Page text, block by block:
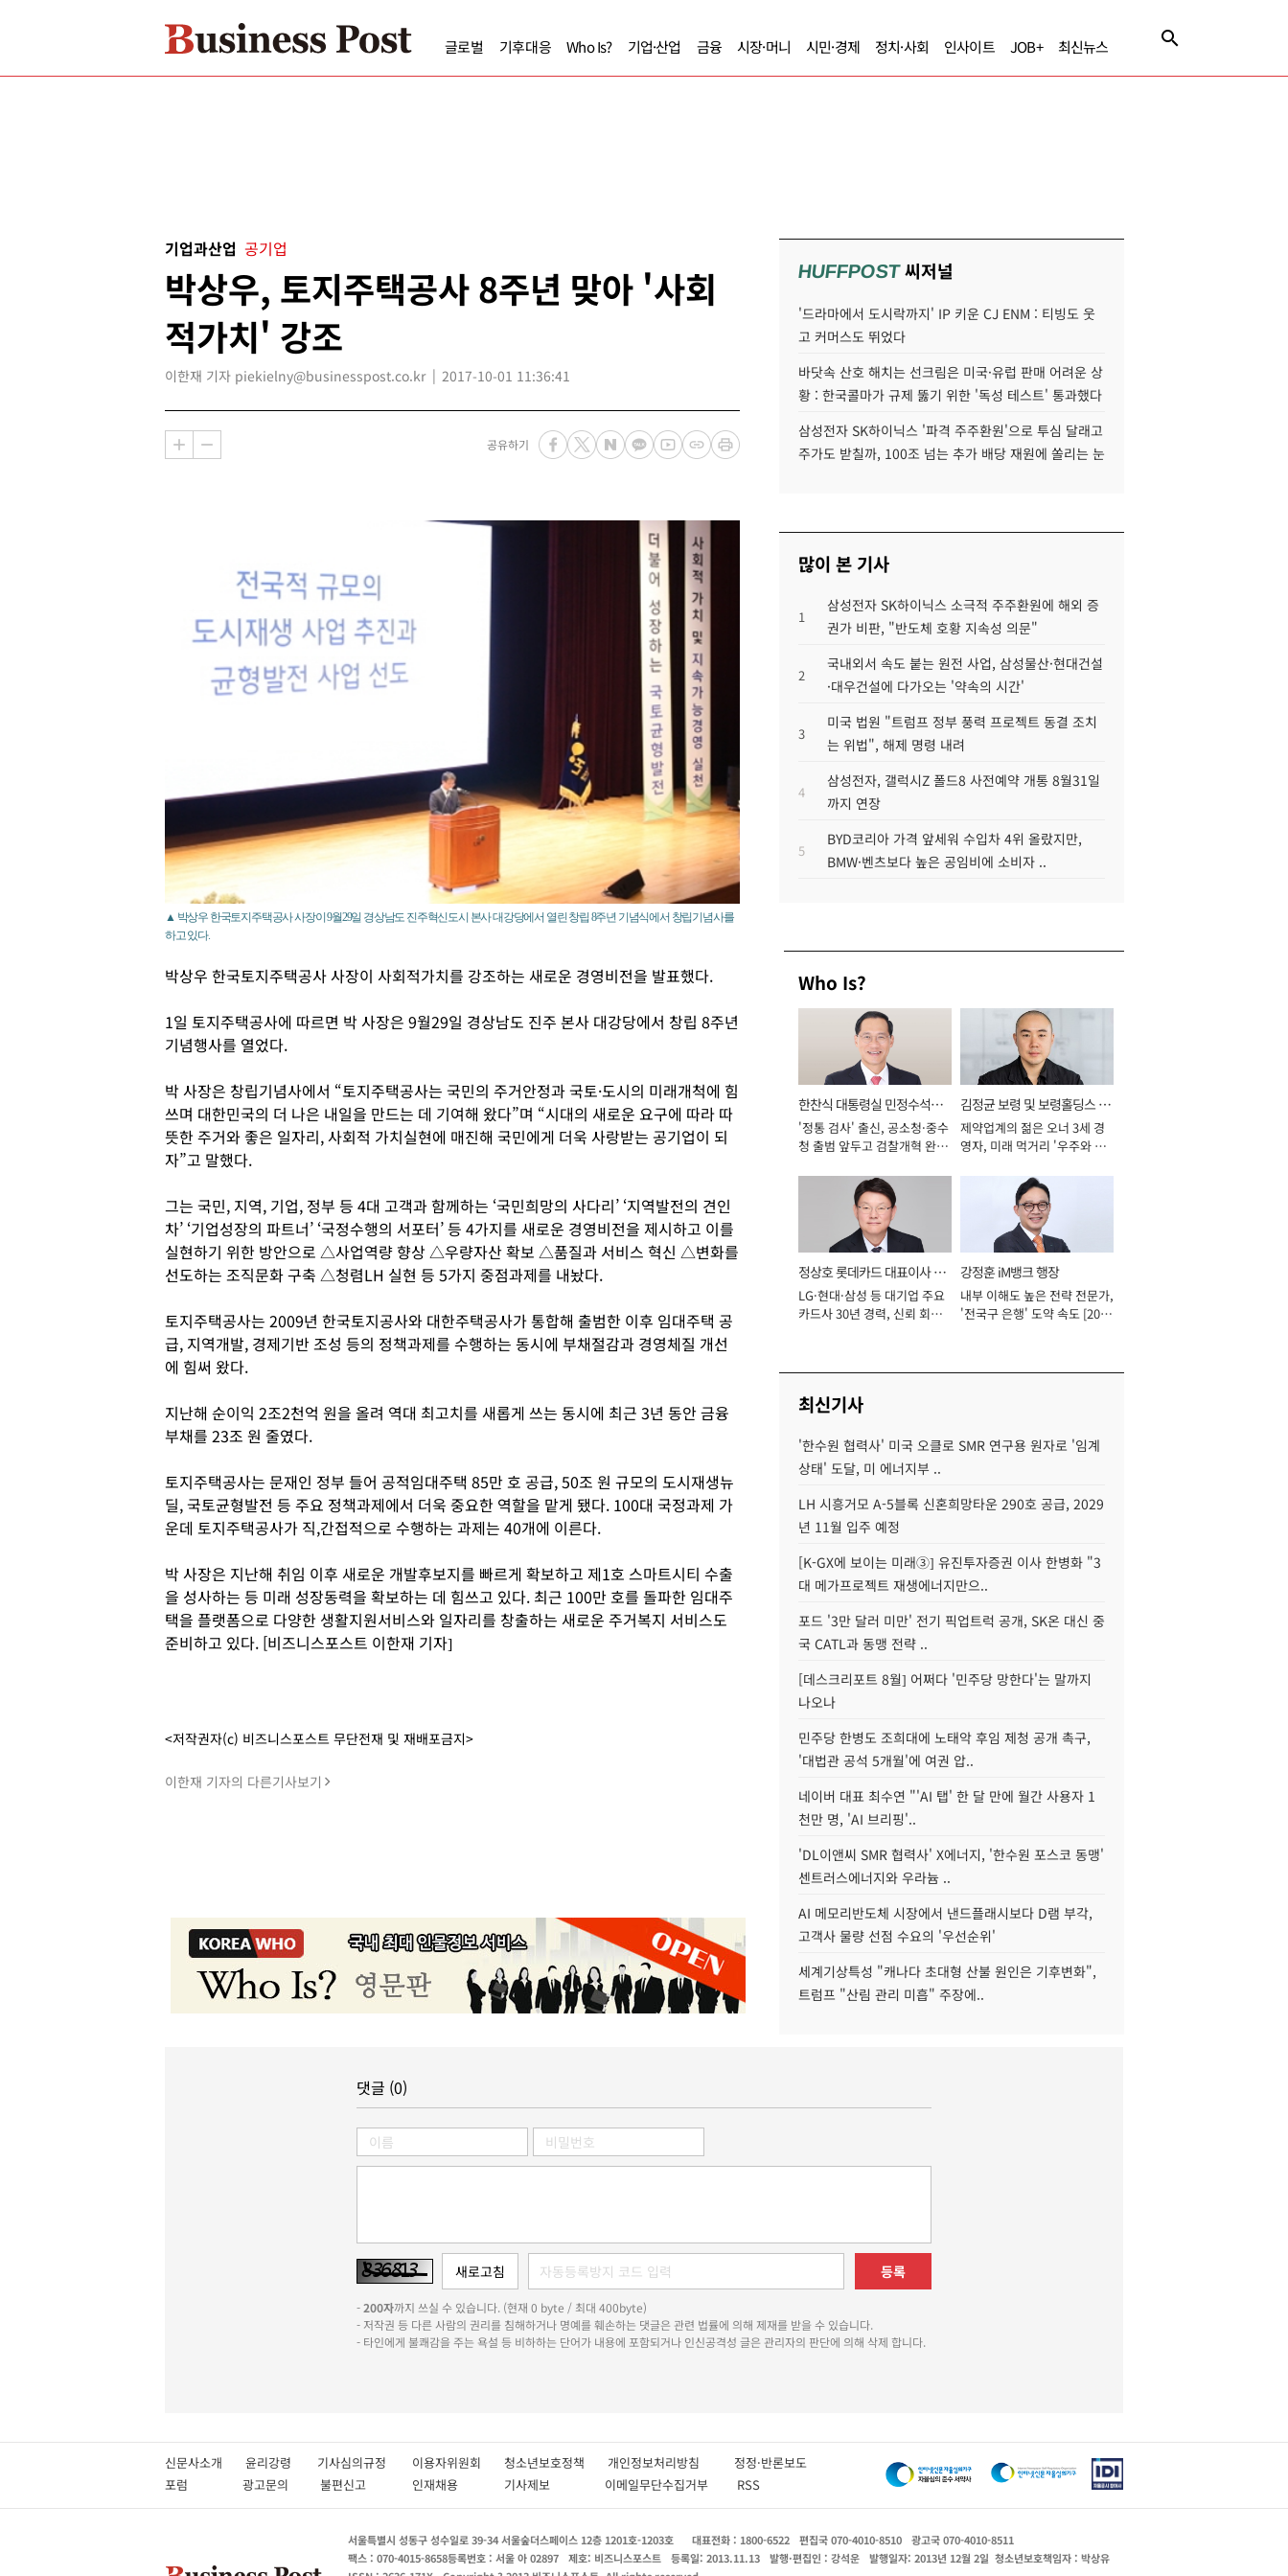
글로벌 기후대응 Who Is? 기업·산업 금융 시장·머니 시민·경제 정치·사회 인사이트 JOB+ 최신뉴스
기업과산업 공기업
박상우, 토지주택공사 8주년 맞아 '사회
적가치' 강조
이한재 기자 piekielny@businesspost.co.kr 2017-10-01 11:36:41
공유하기
▲ 박상우 한국토지주택공사 사장이 9월29일 경상남도 진주혁신도시 본사 대강당에서 열린 창립 8주년 기념식에서 창립기념사를
하고 있다.
박상우 한국토지주택공사 사장이 사회적가치를 강조하는 새로운 경영비전을 발표했다.
1일 토지주택공사에 따르면 박 사장은 9월29일 경상남도 진주 본사 대강당에서 창립 8주년
기념행사를 열었다.
박 사장은 창립기념사에서 “토지주택공사는 국민의 주거안정과 국토·도시의 미래개척에 힘
쓰며 대한민국의 더 나은 내일을 만드는 데 기여해 왔다”며 “시대의 새로운 요구에 따라 따
뜻한 주거와 좋은 일자리, 사회적 가치실현에 매진해 국민에게 더욱 사랑받는 공기업이 되
자”고 말했다.
그는 국민, 지역, 기업, 정부 등 4대 고객과 함께하는 ‘국민희망의 사다리’ ‘지역발전의 견인
차’ ‘기업성장의 파트너’ ‘국정수행의 서포터’ 등 4가지를 새로운 경영비전을 제시하고 이를
실현하기 위한 방안으로 △사업역량 향상 △우량자산 확보 △품질과 서비스 혁신 △변화를
선도하는 조직문화 구축 △청렴LH 실현 등 5가지 중점과제를 내놨다.
토지주택공사는 2009년 한국토지공사와 대한주택공사가 통합해 출범한 이후 임대주택 공
급, 지역개발, 경제기반 조성 등의 정책과제를 수행하는 동시에 부채절감과 경영체질 개선
에 힘써 왔다.
지난해 순이익 2조2천억 원을 올려 역대 최고치를 새롭게 쓰는 동시에 최근 3년 동안 금융
부채를 23조 원 줄였다.
토지주택공사는 문재인 정부 들어 공적임대주택 85만 호 공급, 50조 원 규모의 도시재생뉴
딜, 국토균형발전 등 주요 정책과제에서 더욱 중요한 역할을 맡게 됐다. 100대 국정과제 가
운데 토지주택공사가 직,간접적으로 수행하는 과제는 40개에 이른다.
박 사장은 지난해 취임 이후 새로운 개발후보지를 빠르게 확보하고 제1호 스마트시티 수출
을 성사하는 등 미래 성장동력을 확보하는 데 힘쓰고 있다. 최근 100만 호를 돌파한 임대주
택을 플랫폼으로 다양한 생활지원서비스와 일자리를 창출하는 새로운 주거복지 서비스도
준비하고 있다. [비즈니스포스트 이한재 기자]
<저작권자(c) 비즈니스포스트 무단전재 및 재배포금지>
이한재 기자의 다른기사보기
HUFFPOST씨저널
'드라마에서 도시락까지' IP 키운 CJ ENM : 티빙도 웃
고 커머스도 뛰었다
바닷속 산호 해치는 선크림은 미국·유럽 판매 어려운 상
황 : 한국콜마가 규제 뚫기 위한 '독성 테스트' 통과했다
삼성전자 SK하이닉스 '파격 주주환원'으로 투심 달래고
주가도 받칠까, 100조 넘는 추가 배당 재원에 쏠리는 눈
많이 본 기사
1
삼성전자 SK하이닉스 소극적 주주환원에 해외 증
권가 비판, "반도체 호황 지속성 의문"
2
국내외서 속도 붙는 원전 사업, 삼성물산·현대건설
·대우건설에 다가오는 '약속의 시간'
3
미국 법원 "트럼프 정부 풍력 프로젝트 동결 조치
는 위법", 해제 명령 내려
4
삼성전자, 갤럭시Z 폴드8 사전예약 개통 8월31일
까지 연장
5
BYD코리아 가격 앞세워 수입차 4위 올랐지만,
BMW·벤츠보다 높은 공임비에 소비자 ..
Who Is?
한찬식 대통령실 민정수석비
서관
'정통 검사' 출신, 공소청·중수
청 출범 앞두고 검찰개혁 완수
김정균 보령 및 보령홀딩스 대
표이사 사장
제약업계의 젊은 오너 3세 경
영자, 미래 먹거리 '우주와 헬
정상호 롯데카드 대표이사 사
장
LG·현대·삼성 등 대기업 주요
카드사 30년 경력, 신뢰 회복
강정훈 iM뱅크 행장
내부 이해도 높은 전략 전문가,
'전국구 은행' 도약 속도 [2026
최신기사
'한수원 협력사' 미국 오클로 SMR 연구용 원자로 '임계
상태' 도달, 미 에너지부 ..
LH 시흥거모 A-5블록 신혼희망타운 290호 공급, 2029
년 11월 입주 예정
[K-GX에 보이는 미래③] 유진투자증권 이사 한병화 "3
대 메가프로젝트 재생에너지만으..
포드 '3만 달러 미만' 전기 픽업트럭 공개, SK온 대신 중
국 CATL과 동맹 전략 ..
[데스크리포트 8월] 어쩌다 '민주당 망한다'는 말까지
나오나
민주당 한병도 조희대에 노태악 후임 제청 공개 촉구,
'대법관 공석 5개월'에 여권 압..
네이버 대표 최수연 "'AI 탭' 한 달 만에 월간 사용자 1
천만 명, 'AI 브리핑'..
'DL이앤씨 SMR 협력사' X에너지, '한수원 포스코 동맹'
센트러스에너지와 우라늄 ..
AI 메모리반도체 시장에서 낸드플래시보다 D램 부각,
고객사 물량 선점 수요의 '우선순위'
세계기상특성 "캐나다 초대형 산불 원인은 기후변화",
트럼프 "산림 관리 미흡" 주장에..
댓글 (0)
등록
-200자까지 쓰실 수 있습니다. (현재 0 byte / 최대 400byte)
- 저작권 등 다른 사람의 권리를 침해하거나 명예를 훼손하는 댓글은 관련 법률에 의해 제재를 받을 수 있습니다.
- 타인에게 불쾌감을 주는 욕설 등 비하하는 단어가 내용에 포함되거나 인신공격성 글은 관리자의 판단에 의해 삭제 합니다.
신문사소개 윤리강령 기사심의규정 이용자위원회 청소년보호정책 개인정보처리방침 정정·반론보도
포럼
광고문의 불편신고 인재채용 기사제보 이메일무단수집거부 RSS
서울특별시 성동구 성수일로 39-34 서울숲더스페이스 12층 1201호-1203호 대표전화 : 1800-6522 편집국 070-4010-8510
광고국 070-4010-8511
팩스 : 070-4015-8658등록번호 : 서울 아 02897 제호: 비즈니스포스트 등록일: 2013.11.13 발행·편집인 : 강석운 발행일자: 2013년 12월 2일 청소년보호책임자 : 박상유